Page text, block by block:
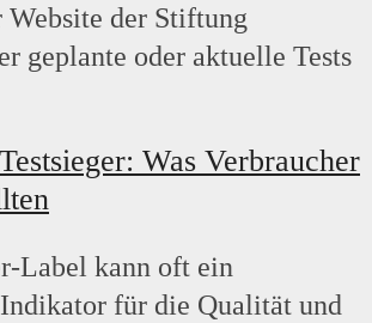
der Stiftung
geplante oder aktuelle Tests
Was Verbraucher
Label kann oft ein
für die Qualität und